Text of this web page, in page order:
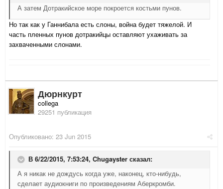
А затем Дотракийское море покроется костьми пунов.
Но так как у Ганнибала есть слоны, война будет тяжелой. И
часть пленных пунов дотракийцы оставляют ухаживать за
захваченными слонами.
Дюрнкурт
collega
29251 публикация
Опубликовано: 23 Jun 2015
В 6/22/2015, 7:53:24, Chugayster сказал:
А я никак не дождусь когда уже, наконец, кто-нибудь,
сделает аудиокниги по произведениям Аберкромби.